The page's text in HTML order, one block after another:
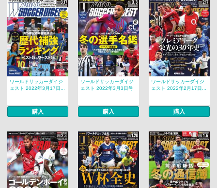
ワールドサッカーダイジ
ェスト 2022年3月17日...
購入
ワールドサッカーダイジ
ェスト 2022年3月3日号
購入
ワールドサッカーダイジ
ェスト 2022年2月17日...
購入